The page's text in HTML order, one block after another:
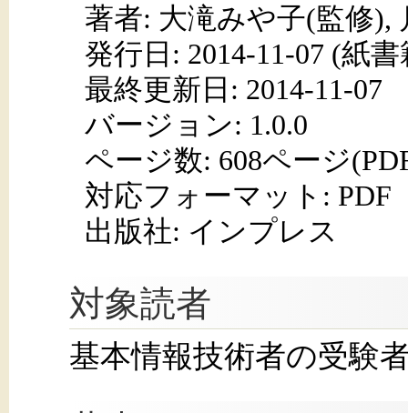
著者: 大滝みや子(監修),
発行日: 2014-11-07 (紙書
最終更新日: 2014-11-07
バージョン: 1.0.0
ページ数: 608ページ
対応フォーマット: PDF
出版社: インプレス
対象読者
基本情報技術者の受験